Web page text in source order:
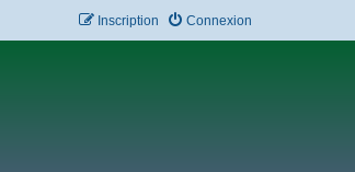
Connexion
Inscription